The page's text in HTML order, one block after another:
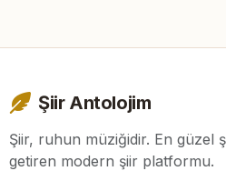
Şiir Antolojim
Şiir, ruhun müziğidir. En güzel
getiren modern şiir platformu.